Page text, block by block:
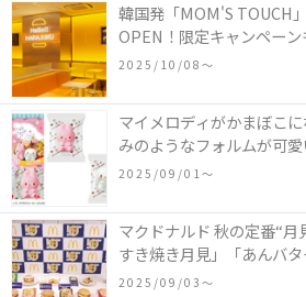
韓国発「MOM'S TOUCH
OPEN！限定キャンペーン
2025/10/08〜
マイメロディがかまぼこ
みのようなフォルムが可
ロール かまぼこ」が新発売
2025/09/01〜
マクドナルド 秋の定番“
すき焼き月見」「あんバ
「月見マ ックシェイク 山
2025/09/03〜